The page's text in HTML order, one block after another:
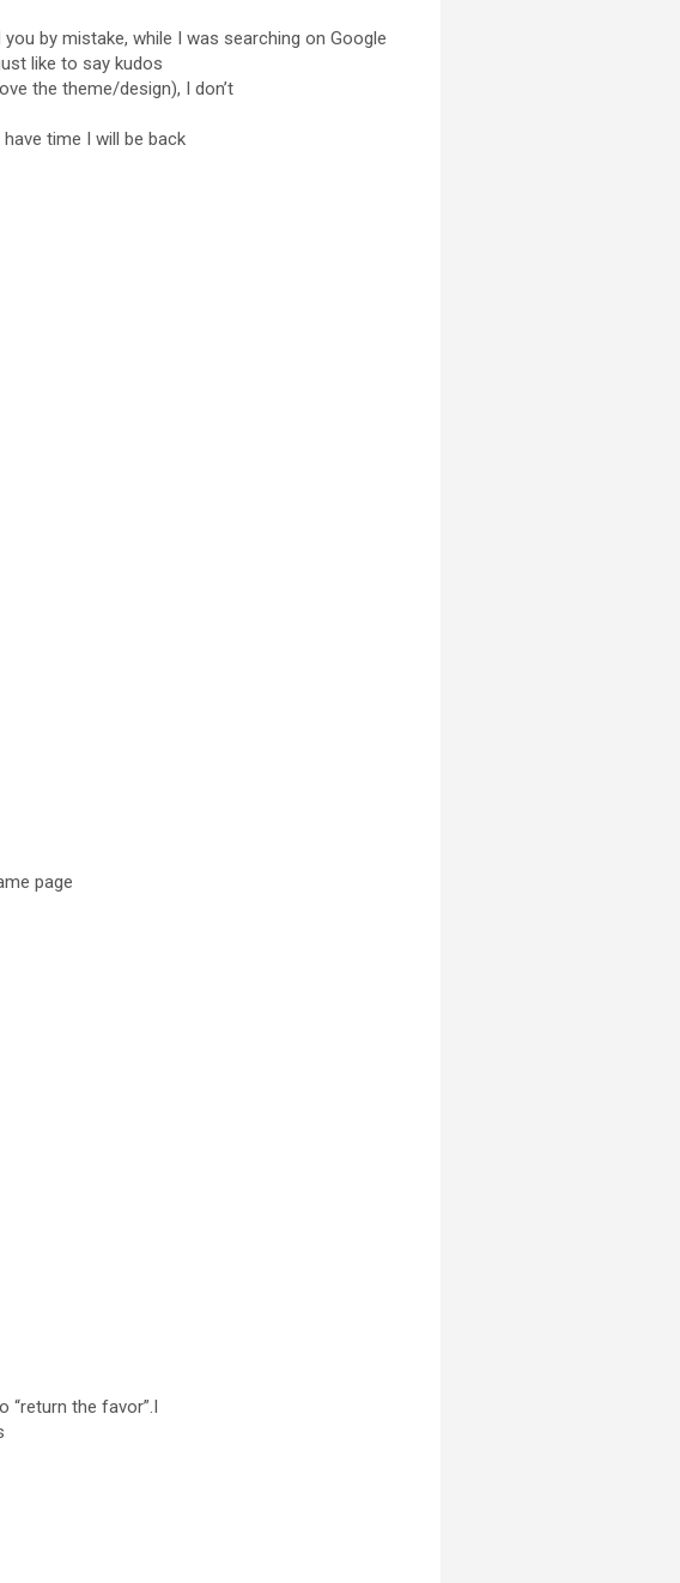
by mistake, while I was searching on Google
like to say kudos
the theme/design), I don’t
time I will be back
page
“return the favor”.I